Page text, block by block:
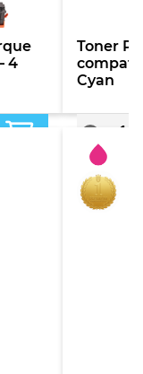
4
Toner
Cyan